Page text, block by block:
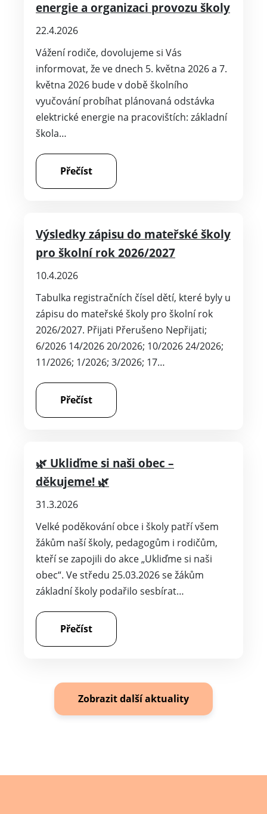
energie a organizaci provozu školy
22.4.2026
Vážení rodiče, dovolujeme si Vás
informovat, že ve dnech 5. května 2026 a 7.
května 2026 bude v době školního
vyučování probíhat plánovaná odstávka
elektrické energie na pracovištích: základní
škola…
Přečíst
Výsledky zápisu do mateřské školy
pro školní rok 2026/2027
10.4.2026
Tabulka registračních čísel dětí, které byly u
zápisu do mateřské školy pro školní rok
2026/2027. Přijati Přerušeno Nepřijati;
6/2026 14/2026 20/2026; 10/2026 24/2026;
11/2026; 1/2026; 3/2026; 17…
Přečíst
🌿 Ukliďme si naši obec –
děkujeme! 🌿
31.3.2026
Velké poděkování obce i školy patří všem
žákům naší školy, pedagogům i rodičům,
kteří se zapojili do akce „Ukliďme si naši
obec“. Ve středu 25.03.2026 se žákům
základní školy podařilo sesbírat…
Přečíst
Zobrazit další aktuality